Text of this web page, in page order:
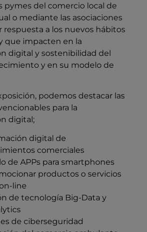
pymes del comercio local de
o mediante las asociaciones
respuesta a los nuevos hábitos
que impacten en la
digital y sostenibilidad del
y en su modelo de
podemos destacar las
para la
digital;
digital de
comerciales
de APPs para smartphones
productos o servicios
line
de tecnología Big-Data y
de ciberseguridad